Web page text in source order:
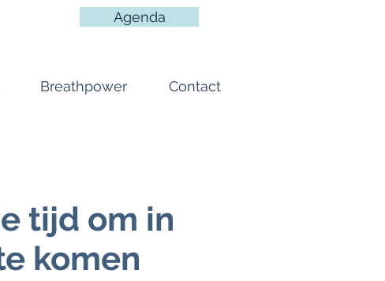
Breathpower Contact
tijd om in
komen
Agenda